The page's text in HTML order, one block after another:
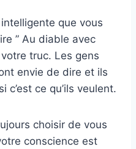
que vous
” Au diable avec
truc. Les gens
envie de dire et ils
ce qu’ils veulent.
choisir de vous
conscience est